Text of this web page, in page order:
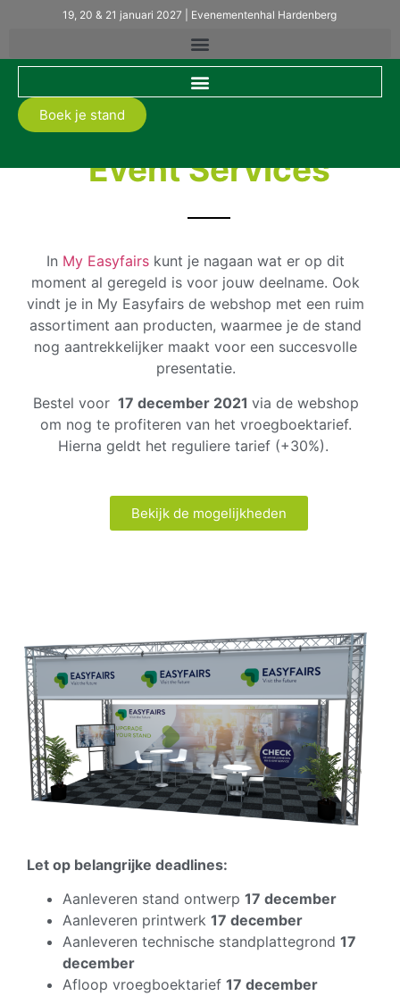
19, 20 & 21 januari 2027 | Evenementenhal Hardenberg
Boek je stand
Event Services
In My Easyfairs kunt je nagaan wat er op dit
moment al geregeld is voor jouw deelname. Ook
vindt je in My Easyfairs de webshop met een ruim
assortiment aan producten, waarmee je de stand
nog aantrekkelijker maakt voor een succesvolle
presentatie.
Bestel voor 17 december 2021 via de webshop
om nog te profiteren van het vroegboektarief.
Hierna geldt het reguliere tarief (+30%).
Bekijk de mogelijkheden
Let op belangrijke deadlines:
Aanleveren stand ontwerp 17 december
Aanleveren printwerk 17 december
Aanleveren technische standplattegrond 17
december
Afloop vroegboektarief 17 december